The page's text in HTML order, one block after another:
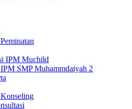
IPM Muchild
SMP Muhammdaiyah 2